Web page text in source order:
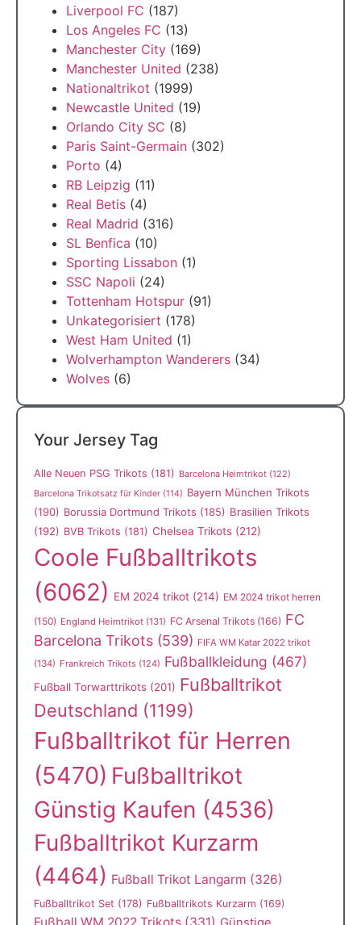
Liverpool FC (187)
Los Angeles FC (13)
Manchester City (169)
Manchester United (238)
Nationaltrikot (1999)
Newcastle United (19)
Orlando City SC (8)
Paris Saint-Germain (302)
Porto (4)
RB Leipzig (11)
Real Betis (4)
Real Madrid (316)
SL Benfica (10)
Sporting Lissabon (1)
SSC Napoli (24)
Tottenham Hotspur (91)
Unkategorisiert (178)
West Ham United (1)
Wolverhampton Wanderers (34)
Wolves (6)
Your Jersey Tag
Alle Neuen PSG Trikots (181) Barcelona Heimtrikot (122)
Barcelona Trikotsatz für Kinder (114) Bayern München Trikots
(190) Borussia Dortmund Trikots (185) Brasilien Trikots
(192) BVB Trikots (181) Chelsea Trikots (212)
Coole Fußballtrikots
(6062) EM 2024 trikot (214) EM 2024 trikot herren
(150) England Heimtrikot (131) FC Arsenal Trikots (166) FC
Barcelona Trikots (539) FIFA WM Katar 2022 trikot
(134) Frankreich Trikots (124) Fußballkleidung (467)
Fußball Torwarttrikots (201) Fußballtrikot
Deutschland (1199)
Fußballtrikot für Herren
(5470) Fußballtrikot
Günstig Kaufen (4536)
Fußballtrikot Kurzarm
(4464) Fußball Trikot Langarm (326)
Fußballtrikot Set (178) Fußballtrikots Kurzarm (169)